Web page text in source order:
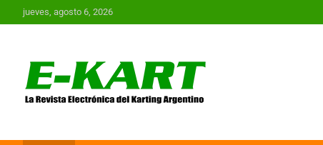
Saltar
al
jueves, agosto 6, 2026